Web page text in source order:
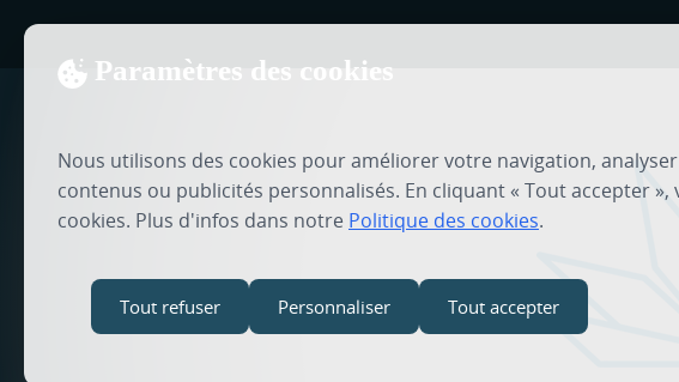
Paramètres des cookies
Nous utilisons des cookies pour améliorer votre navigation,
contenus ou publicités personnalisés. En cliquant « Tout accepter
cookies. Plus d'infos dans notre Politique des cookies.
Tout refuser Personnaliser Tout accepter